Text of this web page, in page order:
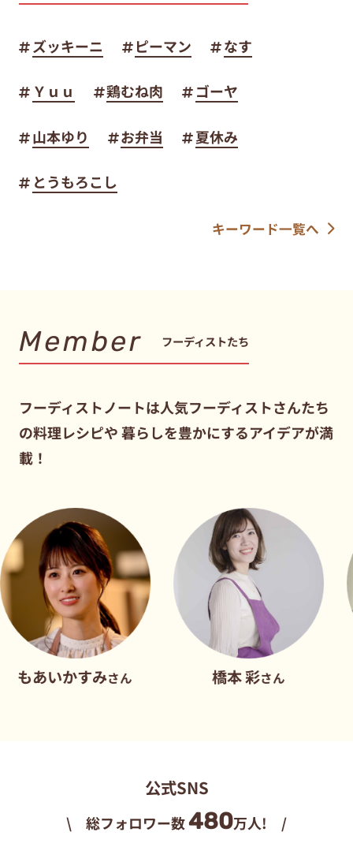
ズッキーニ ピーマン なす
Ｙｕｕ 鶏むね肉 ゴーヤ
山本ゆり お弁当 夏休み
とうもろこし
キーワード一覧へ
Member フーディストたち
フーディストノートは人気フーディストさんたち
の料理レシピや暮らしを豊かにするアイデアが満
載！
すみさん さん
公式SNS
\ 総フォロワー数480万人! /